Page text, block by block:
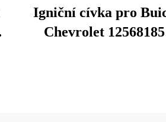
Igniční cívka pro
Chevrolet 12568185